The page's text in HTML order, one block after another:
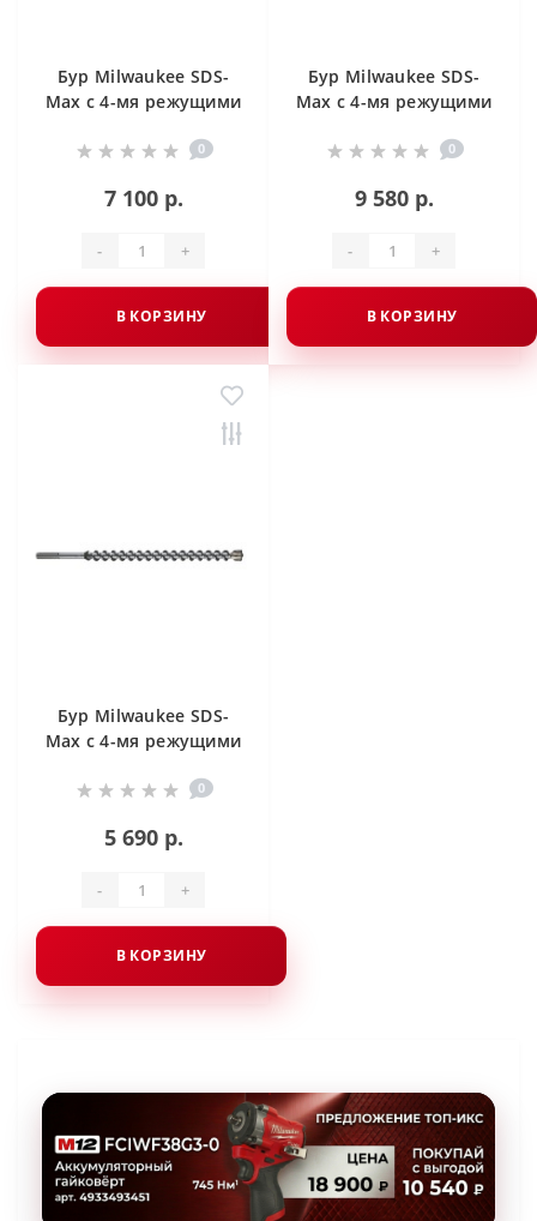
Бур Milwaukee SDS-
Max с 4-мя режущими
0
7 100 р.
- +
В КОРЗИНУ
Бур Milwaukee SDS-
Max с 4-мя режущими
0
9 580 р.
- +
В КОРЗИНУ
Бур Milwaukee SDS-
Max с 4-мя режущими
0
5 690 р.
- +
В КОРЗИНУ